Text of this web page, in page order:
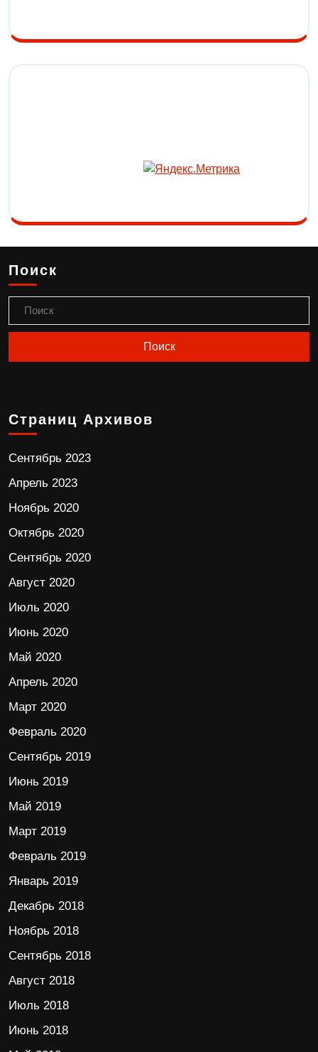
Поиск
Страниц Архивов
Сентябрь 2023
Апрель 2023
Ноябрь 2020
Октябрь 2020
Сентябрь 2020
Август 2020
Июль 2020
Июнь 2020
Май 2020
Апрель 2020
Март 2020
Февраль 2020
Сентябрь 2019
Июнь 2019
Май 2019
Март 2019
Февраль 2019
Январь 2019
Декабрь 2018
Ноябрь 2018
Сентябрь 2018
Август 2018
Июль 2018
Июнь 2018